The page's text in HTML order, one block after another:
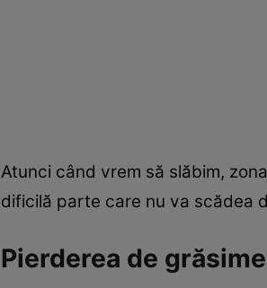
Atunci când vrem să slăbim,
dificilă parte care nu va scădea
Pierderea de